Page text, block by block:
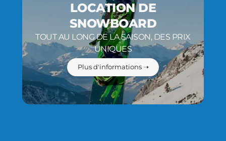
LOCATION DE
SNOWBOARD
TOUT AU LONG DE LA SAISON, DES PRIX
UNIQUES
Plus d'informations ➝